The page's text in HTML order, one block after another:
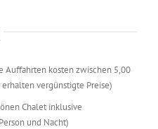
Auffahrten kosten zwischen 5,00
vergünstigte Preise)
Chalet inklusive
und Nacht)